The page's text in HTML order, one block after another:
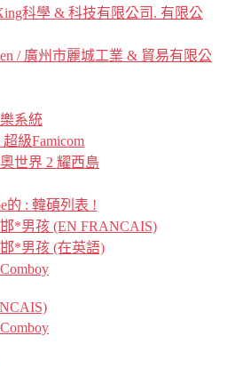
科學 & 科技有限公司. 有限公
/ 廣州市麗城工業 & 貿易有限公
系統
級Famicom
世界 2 耀西島
的 : 韓碩列表 !
*男孩 (EN FRANCAIS)
*男孩 (在英語)